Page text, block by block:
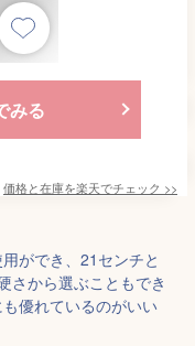
みる
価格と在庫を楽天でチェック >>
ができ、21センチと
さから選ぶこともでき
も優れているのがいい